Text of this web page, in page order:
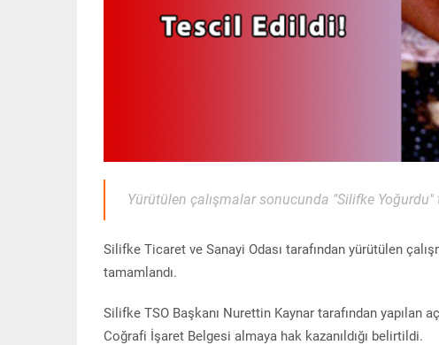
Yürütülen çalışmalar sonucunda "Silifke
Silifke Ticaret ve Sanayi Odası tarafından yürütülen
tamamlandı.
Silifke TSO Başkanı Nurettin Kaynar tarafından yapılan
Coğrafi İşaret Belgesi almaya hak kazanıldığı belirtildi.